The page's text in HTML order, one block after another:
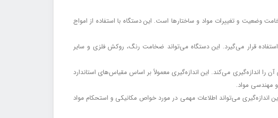
وضعیت و تغییرات مواد و ساختارها است. این دستگاه با استفاده از امواج
قرار می‌گیرد. این دستگاه می‌تواند ضخامت رنگ، روکش فلزی و سایر
اندازه‌گیری می‌کند. این اندازه‌گیری معمولاً بر اساس مقیاس‌های استاندارد
اندازه‌گیری می‌تواند اطلاعات مهمی در مورد خواص مکانیکی و استحکام مواد